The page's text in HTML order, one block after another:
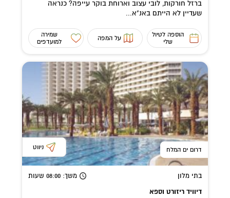
ברזל חורקות, לובי עצוב וארוחת בוקר עייפה? כנראה
שעדיין לא הייתם באנ"א...
הוספה לטיול
שלי
על המפה
שמירה
למועדפים
דרום ים המלח ניווט
בתי מלון משך: 08:00 שעות
דיוויד ריזורט וספא